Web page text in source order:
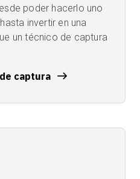
poder hacerlo uno
invertir en una
un técnico de captura
captura